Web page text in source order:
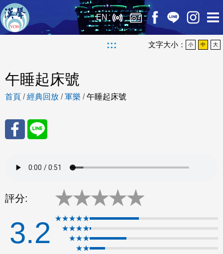
EN
::: 文字大小： 小 中 大
午睡起床號
首頁 /經典回放 /軍樂 /午睡起床號
Fac
ok
評分: ★★★★★
3.2
★★★★★
★★★★
★★★
★★